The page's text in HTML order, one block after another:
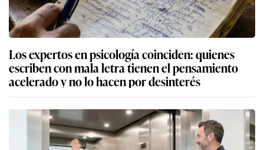
Los expertos en psicología coinciden: quienes
escriben con mala letra tienen el pensamiento
acelerado y no lo hacen por desinterés